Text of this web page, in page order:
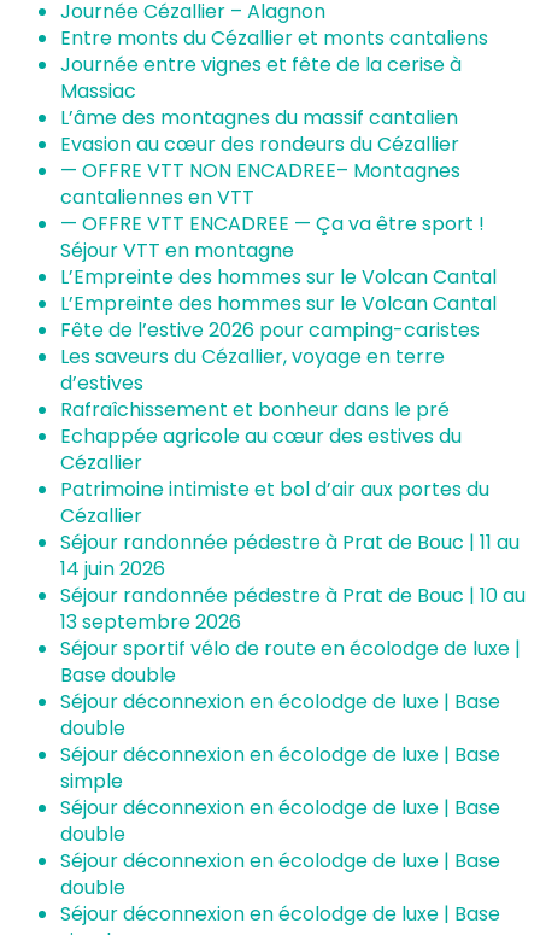
Tribus et groupes
Rechercher
PLEINE NATURE
VISITES ET SAVOIR-FAIRE
AGENDA
Journée Cézallier – Alagnon
Entre monts du Cézallier et monts cantaliens
Journée entre vignes et fête de la cerise à
Massiac
L’âme des montagnes du massif cantalien
Evasion au cœur des rondeurs du Cézallier
— OFFRE VTT NON ENCADREE– Montagnes
cantaliennes en VTT
— OFFRE VTT ENCADREE — Ça va être sport !
Séjour VTT en montagne
L’Empreinte des hommes sur le Volcan Cantal
L’Empreinte des hommes sur le Volcan Cantal
Fête de l’estive 2026 pour camping-caristes
Les saveurs du Cézallier, voyage en terre
d’estives
Rafraîchissement et bonheur dans le pré
Echappée agricole au cœur des estives du
Cézallier
Patrimoine intimiste et bol d’air aux portes du
Cézallier
Séjour randonnée pédestre à Prat de Bouc | 11 au
14 juin 2026
Séjour randonnée pédestre à Prat de Bouc | 10 au
13 septembre 2026
Séjour sportif vélo de route en écolodge de luxe |
Base double
Séjour déconnexion en écolodge de luxe | Base
double
Séjour déconnexion en écolodge de luxe | Base
simple
Séjour déconnexion en écolodge de luxe | Base
double
Séjour déconnexion en écolodge de luxe | Base
double
Séjour déconnexion en écolodge de luxe | Base